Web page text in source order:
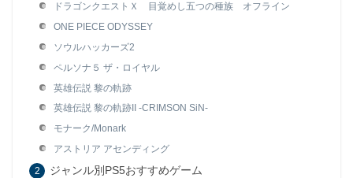
ドラゴンクエストＸ 目覚めし五つの種族 オフライン
ONE PIECE ODYSSEY
ソウルハッカーズ2
ペルソナ５ ザ・ロイヤル
英雄伝説 黎の軌跡
英雄伝説 黎の軌跡II -CRIMSON SiN-
モナーク/Monark
アストリア アセンディング
ジャンル別PS5おすすめゲーム